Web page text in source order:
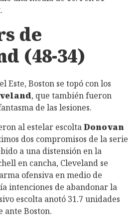
de
(48-34)
Este, Boston se topó con los
, que también fueron
de las lesiones.
al estelar escoltaDonovan
dos compromisos de la serie
a una distensión en la
en cancha, Cleveland se
ofensiva en medio de
intenciones de abandonar la
escolta anotó 31.7 unidades
ante Boston.